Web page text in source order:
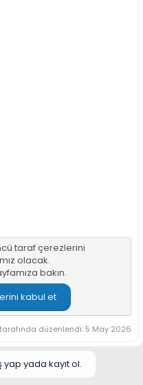
taraf çerezlerini
olacak.
bakın.
kabul et
düzenlendi: 5 May 2026
yada kayıt ol.